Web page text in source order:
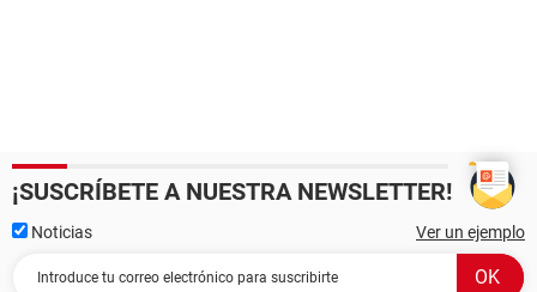
¡SUSCRÍBETE A NUESTRA NEWSLETTER!
Noticias Ver un ejemplo